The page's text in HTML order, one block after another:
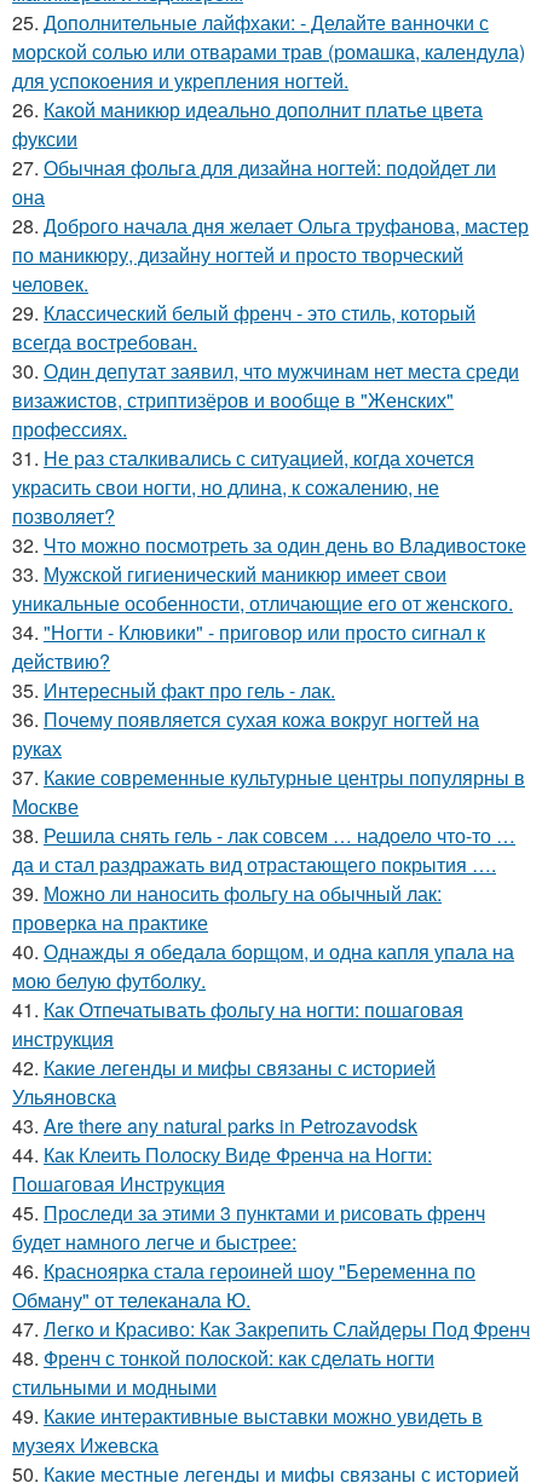
25. Дополнительные лайфхаки: - Делайте ванночки с
морской солью или отварами трав (ромашка, календула)
для успокоения и укрепления ногтей.
26. Какой маникюр идеально дополнит платье цвета
фуксии
27. Обычная фольга для дизайна ногтей: подойдет ли
она
28. Доброго начала дня желает Ольга труфанова, мастер
по маникюру, дизайну ногтей и просто творческий
человек.
29. Классический белый френч - это стиль, который
всегда востребован.
30. Один депутат заявил, что мужчинам нет места среди
визажистов, стриптизёров и вообще в "Женских"
профессиях.
31. Не раз сталкивались с ситуацией, когда хочется
украсить свои ногти, но длина, к сожалению, не
позволяет?
32. Что можно посмотреть за один день во Владивостоке
33. Мужской гигиенический маникюр имеет свои
уникальные особенности, отличающие его от женского.
34. "Ногти - Клювики" - приговор или просто сигнал к
действию?
35. Интересный факт про гель - лак.
36. Почему появляется сухая кожа вокруг ногтей на
руках
37. Какие современные культурные центры популярны в
Москве
38. Решила снять гель - лак совсем … надоело что-то …
да и стал раздражать вид отрастающего покрытия ….
39. Можно ли наносить фольгу на обычный лак:
проверка на практике
40. Однажды я обедала борщом, и одна капля упала на
мою белую футболку.
41. Как Отпечатывать фольгу на ногти: пошаговая
инструкция
42. Какие легенды и мифы связаны с историей
Ульяновска
43. Are there any natural parks in Petrozavodsk
44. Как Клеить Полоску Виде Френча на Ногти:
Пошаговая Инструкция
45. Проследи за этими 3 пунктами и рисовать френч
будет намного легче и быстрее:
46. Красноярка стала героиней шоу "Беременна по
Обману" от телеканала Ю.
47. Легко и Красиво: Как Закрепить Слайдеры Под Френч
48. Френч с тонкой полоской: как сделать ногти
стильными и модными
49. Какие интерактивные выставки можно увидеть в
музеях Ижевска
50. Какие местные легенды и мифы связаны с историей